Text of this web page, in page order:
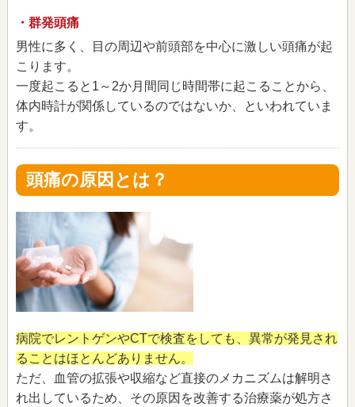
・群発頭痛
男性に多く、目の周辺や前頭部を中心に激しい頭痛が起
こります。
一度起こると1～2か月間同じ時間帯に起こることから、
体内時計が関係しているのではないか、といわれていま
す。
頭痛の原因とは？
病院でレントゲンやCTで検査をしても、異常が発見され
ることはほとんどありません。
ただ、血管の拡張や収縮など直接のメカニズムは解明さ
れ出しているため、その原因を改善する治療薬が処方さ